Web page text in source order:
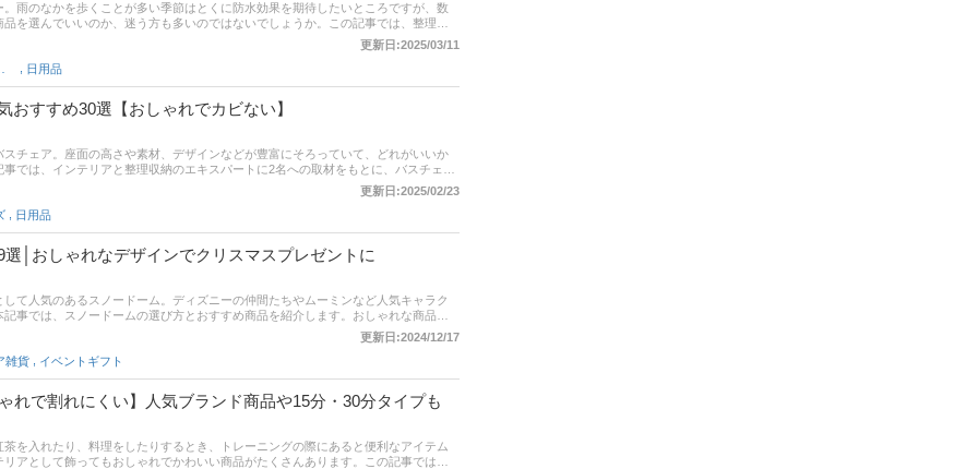
雨のなかを歩くことが多い季節はとくに防水効果を期待したいところですが、数
を選んでいいのか、迷う方も多いのではないでしょうか。この記事では、整理収
ーターの坂口 愛さんへの取材をもとに、防水スプレーの選び方とおすすめ商品、
しました。記事後半には各通販サイトの人気ランキングも。売れ筋や口コミをチ
ける参考にしてください。
更新日:2025/03/11
日用品
おすすめ30選【おしゃれでカビない】
チェア。座面の高さや素材、デザインなどが豊富にそろっていて、どれがいいか
では、インテリアと整理収納のエキスパートに2名への取材をもとに、バスチェ
紹介。●カビや水垢、石鹸カスの掃除がしやすい「アクリル製」●安い値段で買え
高齢者の介護にも使いやすい「4本脚型」●ニトリ、山崎実業、リッチェルなど人気
のほか、ユーザーが選ぶイチオシ商品や、通販サイトの最新人気ランキングもあ
ックしてみてください。
更新日:2025/02/23
日用品
│おしゃれなデザインでクリスマスプレゼントに
て人気のあるスノードーム。ディズニーの仲間たちやムーミンなど人気キャラク
事では、スノードームの選び方とおすすめ商品を紹介します。おしゃれな商品や
は、比較一覧表や通販サイトの最新人気ランキングもあるので、売れ筋や口コミ
更新日:2024/12/17
雑貨
イベントギフト
れで割れにくい】人気ブランド商品や15分・30分タイプも
を入れたり、料理をしたりするとき、トレーニングの際にあると便利なアイテム
アとして飾ってもおしゃれでかわいい商品がたくさんあります。この記事では、